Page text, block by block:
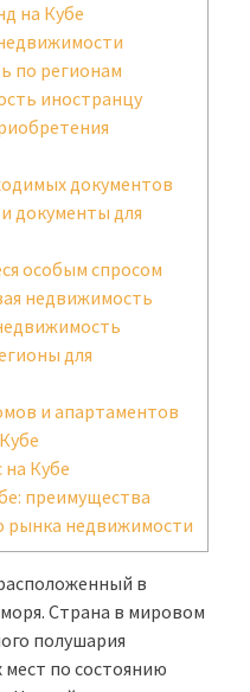
на Кубе
по регионам
иностранцу
документов
документы для
особым спросом
недвижимость
для
и апартаментов
Кубе
преимущества
рынка недвижимости
в
Страна в мировом
полушария
мест по состоянию